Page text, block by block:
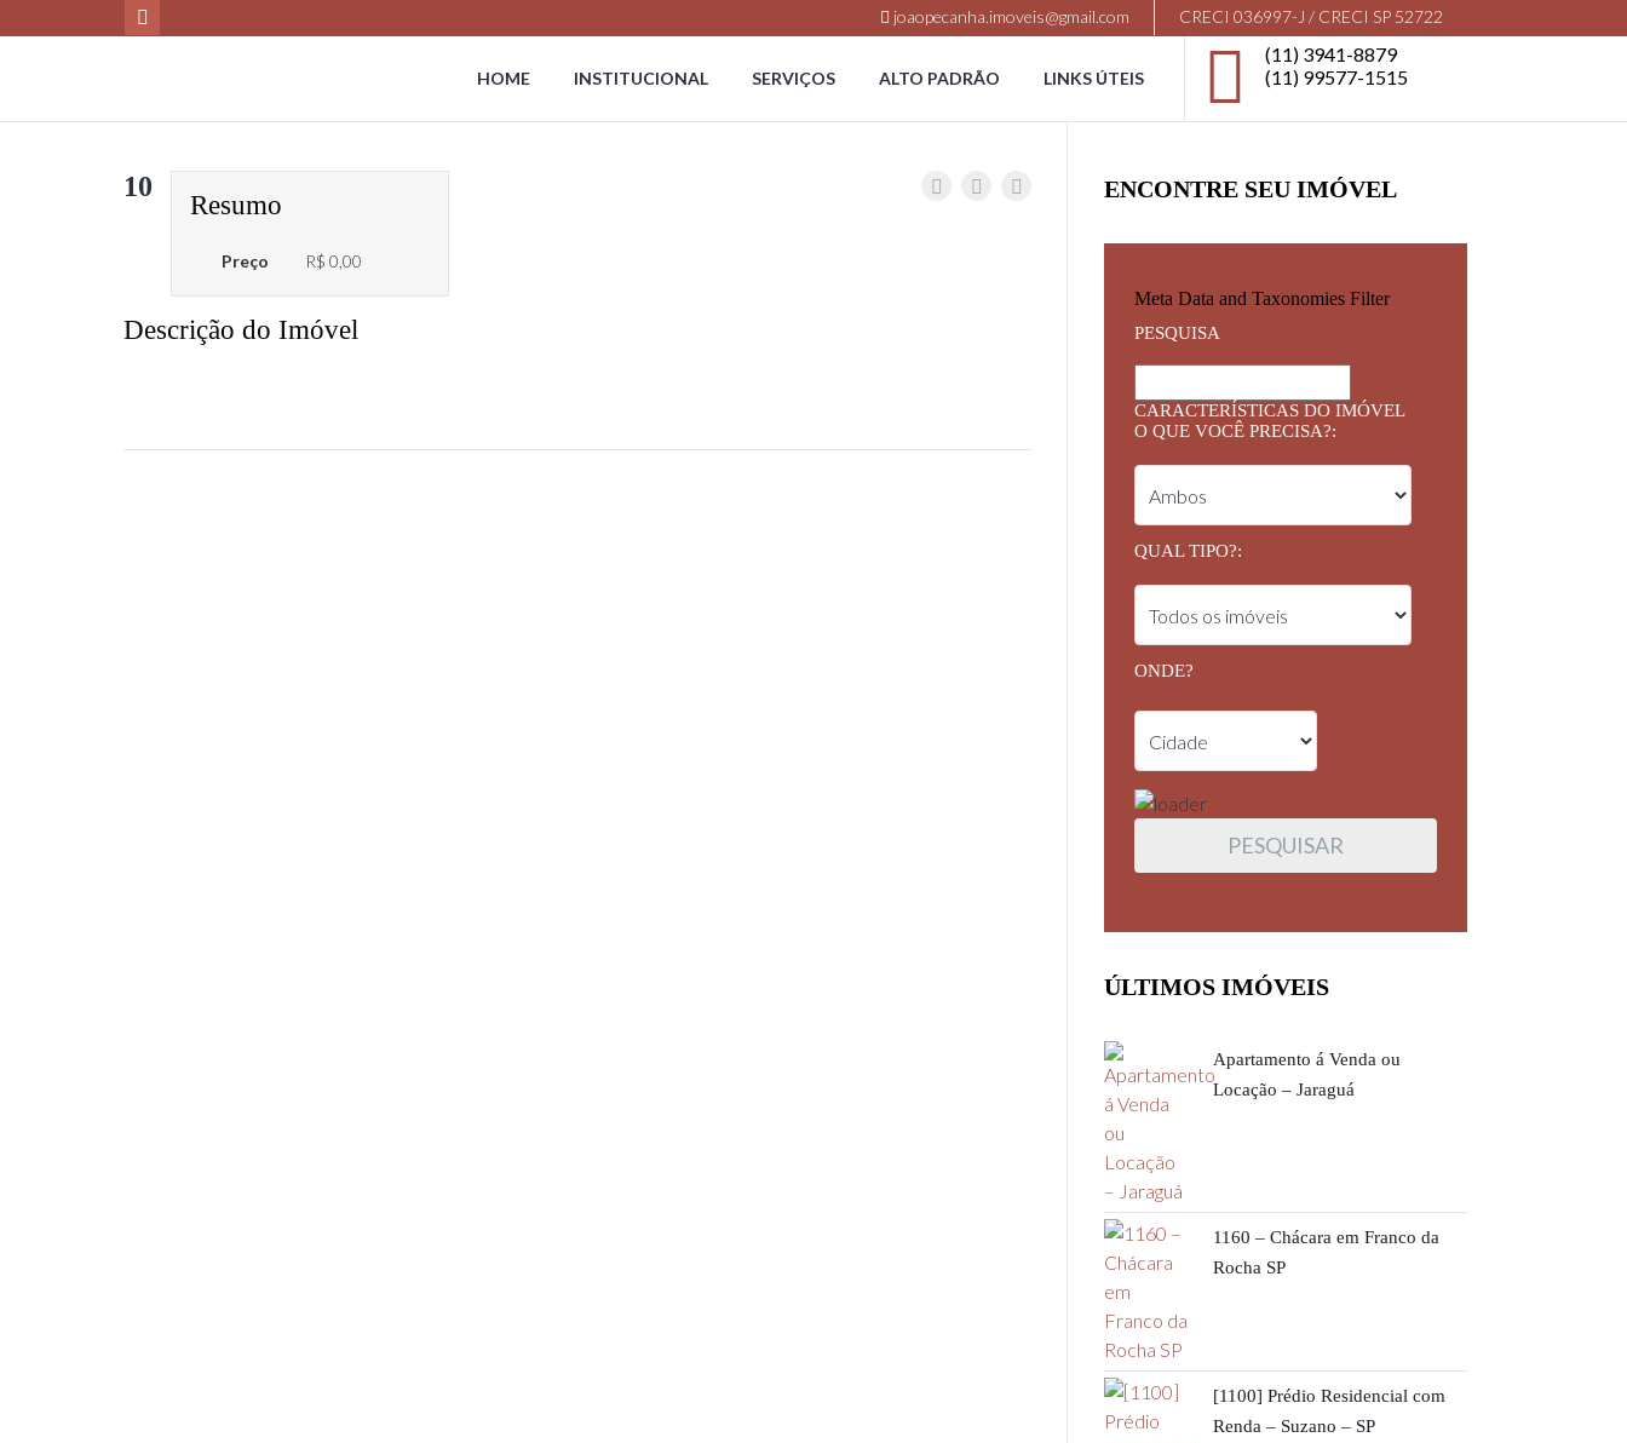
joaopecanha.imoveis@gmail.com CRECI 036997-J / CRECI SP 52722
(11) 3941-8879
(11) 99577-1515
HOME INSTITUCIONAL SERVIÇOS ALTO PADRÃO LINKS ÚTEIS
10
Resumo
Preço R$ 0,00
Descrição do Imóvel
ENCONTRE SEU IMÓVEL
Meta Data and Taxonomies Filter
PESQUISA
CARACTERÍSTICAS DO IMÓVEL
O QUE VOCÊ PRECISA?:
QUAL TIPO?:
ONDE?
ÚLTIMOS IMÓVEIS
Apartamento á Venda ou
Locação – Jaraguá
1160 – Chácara em Franco da
Rocha SP
[1100] Prédio Residencial com
Renda – Suzano – SP